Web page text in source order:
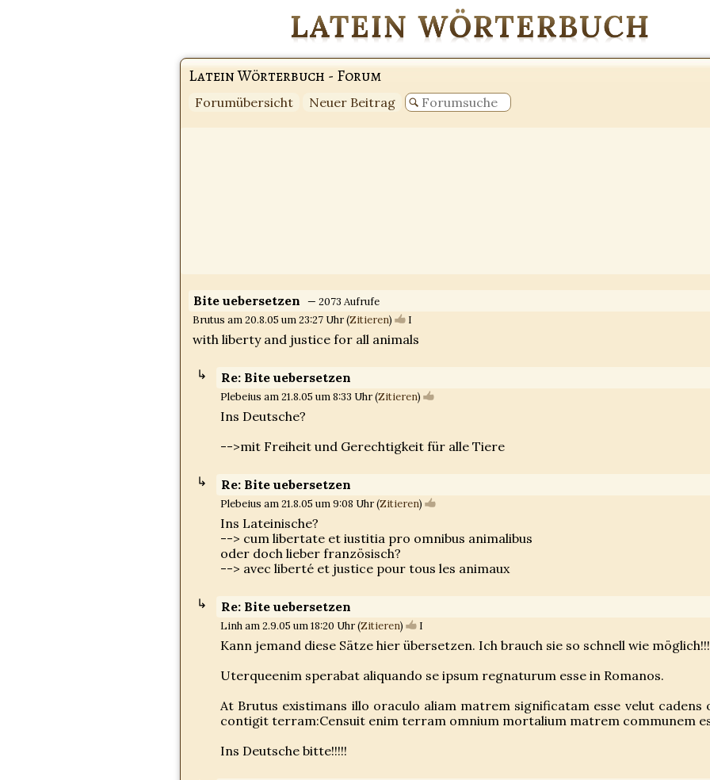
Latein Wörterbuch - Forum
Forumübersicht Neuer Beitrag
Bite uebersetzen — 2073 Aufrufe
Brutus am 20.8.05 um 23:27 Uhr (Zitieren) I
with liberty and justice for all animals
Re: Bite uebersetzen
Plebeius am 21.8.05 um 8:33 Uhr (Zitieren)
Ins Deutsche?
-->mit Freiheit und Gerechtigkeit für alle Tiere
Re: Bite uebersetzen
Plebeius am 21.8.05 um 9:08 Uhr (Zitieren)
Ins Lateinische?
--> cum libertate et iustitia pro omnibus animalibus
oder doch lieber französisch?
--> avec liberté et justice pour tous les animaux
Re: Bite uebersetzen
Linh am 2.9.05 um 18:20 Uhr (Zitieren) I
Kann jemand diese Sätze hier übersetzen. Ich brauch sie so schnell wie
Uterqueenim sperabat aliquando se ipsum regnaturum esse in Romanos.
At Brutus existimans illo oraculo aliam matrem significatam esse velut cadens
contigit terram:Censuit enim terram omnium mortalium matrem communem
Ins Deutsche bitte!!!!!